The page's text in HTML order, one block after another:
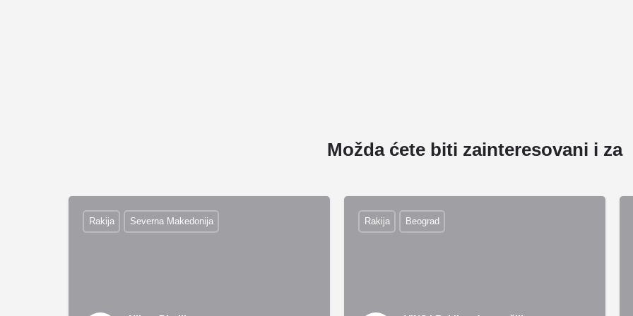
Možda ćete biti zainteresovani i za
Rakija Severna Makedonija Rakija Beograd